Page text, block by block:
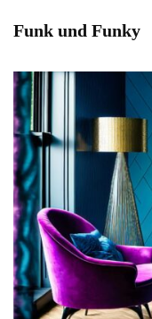
Funk und Funky